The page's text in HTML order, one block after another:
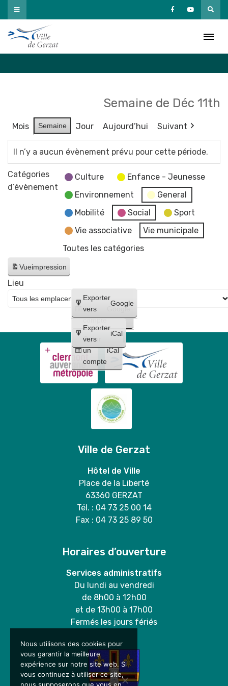
Passer
au
contenu
Semaine de Déc 11th
Mois Semaine Jour Aujourd’hui Suivant
Il n’y a aucun évènement prévu pour cette période.
Catégories
d’évènement
Culture
Enfance - Jeunesse
Environnement
General
Mobilité
Social
Sport
Vie associative
Vie municipale
Toutes les catégories
Vueimpression
Créer
un
compte
Google
Créer
un
compte
iCal
Exporter
vers
Google
Exporter
vers
iCal
Lieu
Ville de Gerzat
Hôtel de Ville
Place de la Liberté
63360 GERZAT
Tél. : 04 73 25 00 14
Fax : 04 73 25 89 50
Horaires d’ouverture
Services administratifs
Du lundi au vendredi
de 8h00 à 12h00
et de 13h00 à 17h00
Fermés les jours fériés
Nous utilisons des cookies pour
vous garantir la meilleure
expérience sur notre site web. Si
vous continuez à utiliser ce site,